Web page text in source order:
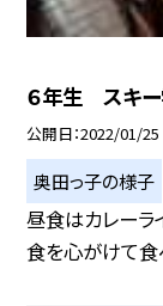
６年生 スキー
公開日 2022/01/25
奥田っ子の様子
昼食はカレーラ
食を心がけて食